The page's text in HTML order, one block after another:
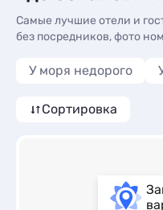
Самые лучшие отели и
без посредников, фото
телефоны для
и отели в Дагомысе -
номера с общей кухней,
У моря недорого
Сортировка